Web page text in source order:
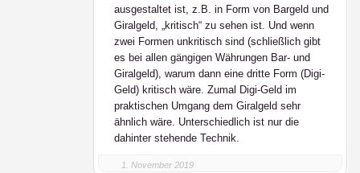
ausgestaltet ist, z.B. in Form von Bargeld und
Giralgeld, „kritisch“ zu sehen ist. Und wenn
zwei Formen unkritisch sind (schließlich gibt
es bei allen gängigen Währungen Bar- und
Giralgeld), warum dann eine dritte Form (Digi-
Geld) kritisch wäre. Zumal Digi-Geld im
praktischen Umgang dem Giralgeld sehr
ähnlich wäre. Unterschiedlich ist nur die
dahinter stehende Technik.
1. November 2019